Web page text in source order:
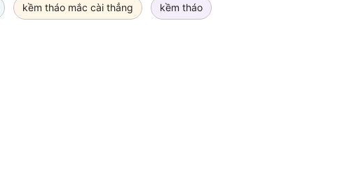
kềm tháo mắc cài thẳng kềm tháo